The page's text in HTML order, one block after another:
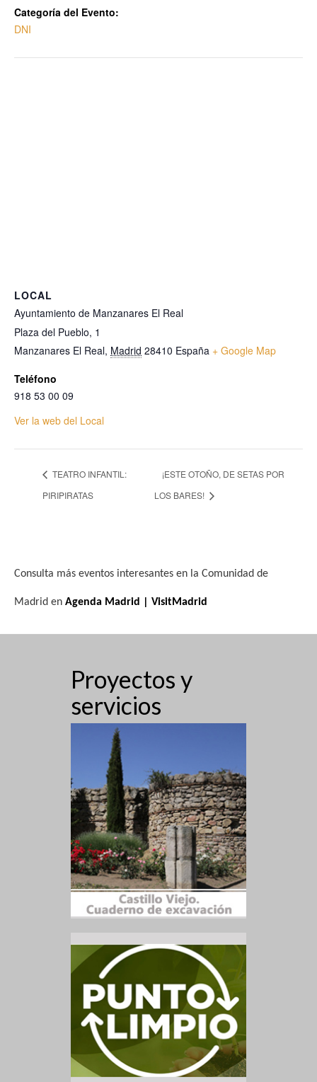
Categoría del Evento:
DNI
LOCAL
Ayuntamiento de Manzanares El Real
Plaza del Pueblo, 1
Manzanares El Real, Madrid 28410 España + Google Map
Teléfono
918 53 00 09
Ver la web del Local
TEATRO INFANTIL:
PIRIPIRATAS
¡ESTE OTOÑO, DE SETAS POR
LOS BARES!
Consulta más eventos interesantes en la Comunidad de
Madrid en Agenda Madrid | VisitMadrid
Proyectos y
servicios